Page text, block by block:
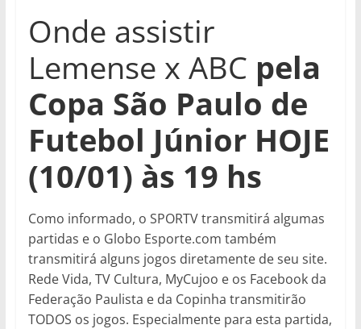
Onde assistir
Lemense x ABC pela
Copa São Paulo de
Futebol Júnior HOJE
(10/01) às 19 hs
Como informado, o SPORTV transmitirá algumas
partidas e o Globo Esporte.com também
transmitirá alguns jogos diretamente de seu site.
Rede Vida, TV Cultura, MyCujoo e os Facebook da
Federação Paulista e da Copinha transmitirão
TODOS os jogos. Especialmente para esta partida,